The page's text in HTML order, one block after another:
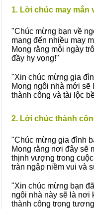
1. Lời chúc may mắn
"Chúc mừng bạn về
mang đến nhiều may
Mong rằng mỗi ngày
đầy hy vọng!"
"Xin chúc mừng gia
Mong ngôi nhà mới
thành công và tài lộc
2. Lời chúc thành
"Chúc mừng gia đình
Mong rằng nơi đây sẽ
thịnh vượng trong
tràn ngập niềm vui và
"Xin chúc mừng bạn
ngôi nhà này sẽ là nơi
thành công trong